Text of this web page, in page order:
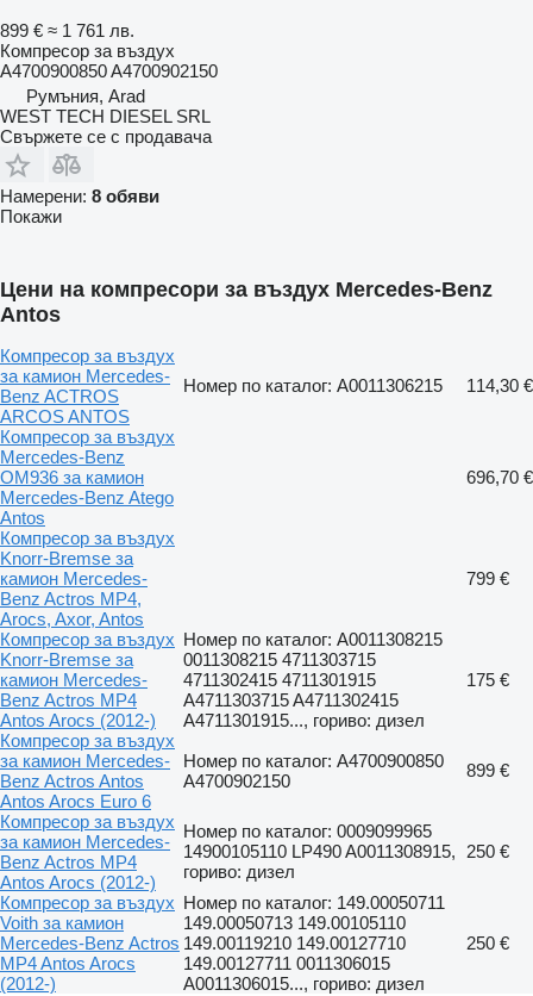
899 € ≈ 1 761 лв.
Компресор за въздух
A4700900850 A4700902150
Румъния, Arad
WEST TECH DIESEL SRL
Свържете се с продавача
Намерени: 8 обяви
Покажи
Цени на компресори за въздух Mercedes-Benz
Antos
Компресор за въздух
за камион Mercedes-
Benz ACTROS
ARCOS ANTOS
Номер по каталог: A0011306215 114,30 €
Компресор за въздух
Mercedes-Benz
OM936 за камион
Mercedes-Benz Atego
Antos
696,70 €
Компресор за въздух
Knorr-Bremse за
камион Mercedes-
Benz Actros MP4,
Arocs, Axor, Antos
799 €
Компресор за въздух
Knorr-Bremse за
камион Mercedes-
Benz Actros MP4
Antos Arocs (2012-)
Номер по каталог: A0011308215
0011308215 4711303715
4711302415 4711301915
A4711303715 A4711302415
A4711301915..., гориво: дизел
175 €
Компресор за въздух
за камион Mercedes-
Benz Actros Antos
Antos Arocs Euro 6
Номер по каталог: A4700900850
A4700902150
899 €
Компресор за въздух
за камион Mercedes-
Benz Actros MP4
Antos Arocs (2012-)
Номер по каталог: 0009099965
14900105110 LP490 A0011308915,
гориво: дизел
250 €
Компресор за въздух
Voith за камион
Mercedes-Benz Actros
MP4 Antos Arocs
(2012-)
Номер по каталог: 149.00050711
149.00050713 149.00105110
149.00119210 149.00127710
149.00127711 0011306015
A0011306015..., гориво: дизел
250 €